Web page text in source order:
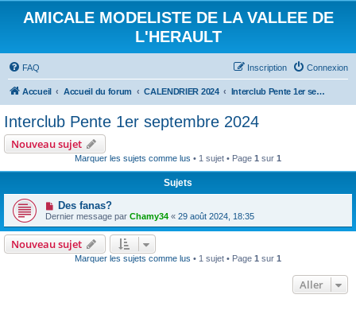
AMICALE MODELISTE DE LA VALLEE DE
L'HERAULT
FAQ Connexion
Inscription
Accueil Accueil du forum CALENDRIER 2024 Interclub Pente 1er septembre 2024
Interclub Pente 1er septembre 2024
Nouveau sujet
Marquer les sujets comme lus • 1 sujet • Page 1 sur 1
Sujets
Des fanas?
Dernier message par Chamy34 « 29 août 2024, 18:35
Nouveau sujet
Marquer les sujets comme lus • 1 sujet • Page 1 sur 1
Aller